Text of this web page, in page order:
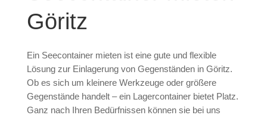
Göritz
Ein Seecontainer mieten ist eine gute und flexible
Lösung zur Einlagerung von Gegenständen in Göritz.
Ob es sich um kleinere Werkzeuge oder größere
Gegenstände handelt – ein Lagercontainer bietet Platz.
Ganz nach Ihren Bedürfnissen können sie bei uns